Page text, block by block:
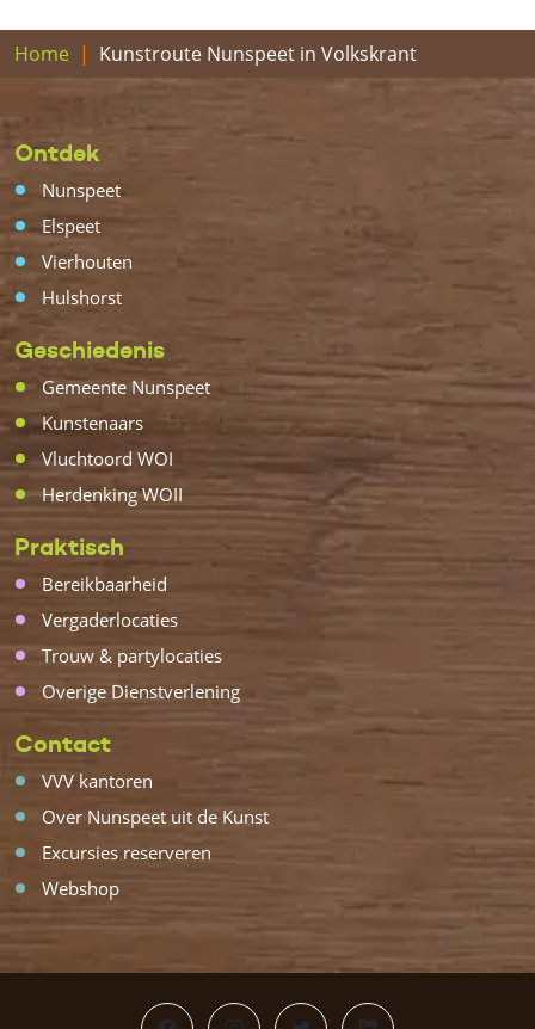
Home Kunstroute Nunspeet in Volkskrant
Ontdek
Nunspeet
Elspeet
Vierhouten
Hulshorst
Geschiedenis
Gemeente Nunspeet
Kunstenaars
Vluchtoord WOI
Herdenking WOII
Praktisch
Bereikbaarheid
Vergaderlocaties
Trouw & partylocaties
Overige Dienstverlening
Contact
VVV kantoren
Over Nunspeet uit de Kunst
Excursies reserveren
Webshop